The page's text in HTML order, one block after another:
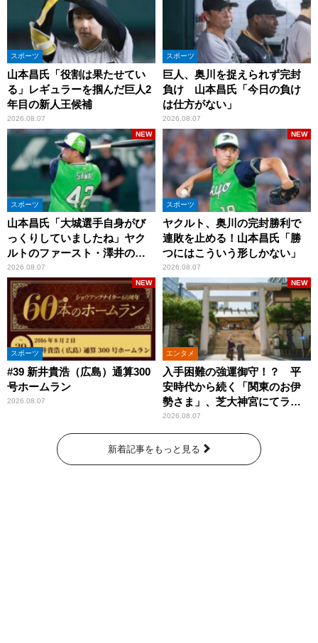
スポーツ
山本昌氏「役割は果たせてい
る」レギュラーを掴んだ巨人2
年目の新人王候補
2026.08.07
スポーツ
巨人、奥川を捉えられず完封
負け 山本昌氏「今日の負け
は仕方がない」
2026.08.07
スポーツ
山本昌氏「大城選手自身がび
っくりしていましたね」ヤク
ルトのファースト・澤井の判
断を評価
2026.08.07
NEW
スポーツ
ヤクルト、奥川の完封勝利で
連敗を止める！山本昌氏「勝
つにはこういう形しかない」
2026.08.07
NEW
スポーツ
#39 新井貴浩（広島）通算300
号ホームラン
2026.08.07
NEW
エンタメ
入手困難の強運御守！？ 平
安時代から続く「関東のお伊
勢さま」、芝大神宮にてラン
パンプスが合格祈願！
2026.08.07
NEW
新着記事をもっと見る